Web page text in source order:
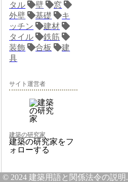
タル
壁
窓
外壁
基礎
キ
ッチン
建材
タイル
鉄筋
装飾
合板
建
具
サイト運営者
建築の研究家
建築の研究家をフ
ォローする
© 2024 建築用語と関係法令の説明.